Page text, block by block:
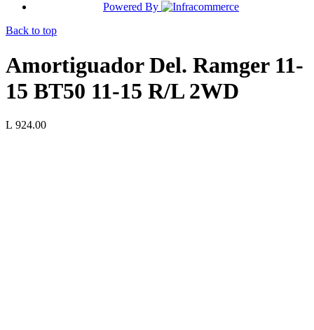
Powered By
Back to top
Amortiguador Del. Ramger 11-
15 BT50 11-15 R/L 2WD
L 924.00